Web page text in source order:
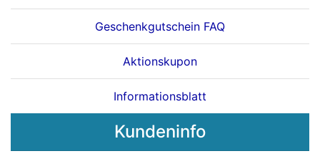
Geschenkgutschein FAQ
Aktionskupon
Informationsblatt
Kundeninfo